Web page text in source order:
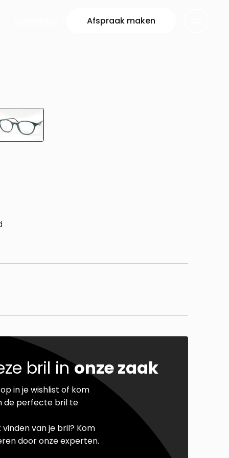
Afspraak maken
bril inonze zaak
in je wishlist of kom
de perfecte bril te
van je bril? Kom
door onze experten.